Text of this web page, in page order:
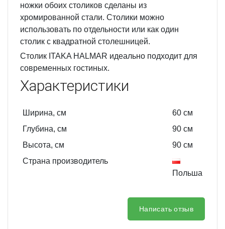
ножки обоих столиков сделаны из
хромированной стали. Столики можно
использовать по отдельности или как один
столик с квадратной столешницей.
Столик ITAKA HALMAR идеально подходит для
современных гостиных.
Характеристики
Ширина, см 60 см
Глубина, см
90 см
Высота, см
90 см
Страна производитель
Польша
Написать отзыв